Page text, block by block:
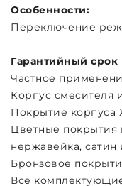
Особенности:
Переключение
Гарантийный срок
Частное
Корпус смесителя
Покрытие корпуса
Цветные покрытия
нержавейка, сатин
Бронзовое
Все